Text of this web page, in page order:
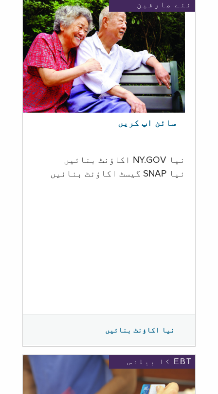
نئے صارفین
سائن اپ کریں
نیا NY.GOV اکاؤنٹ بنائیں
نیا SNAP گیسٹ اکاؤنٹ بنائیں
نیا اکاؤنٹ بنائیں
EBT کا بیلنس